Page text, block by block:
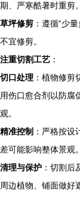
期、严寒酷暑时重剪。
草坪修剪 ：遵循“少
不宜修剪。
注重切割工艺 ：
切口处理 ：植物修
用伤口愈合剂以防腐
观。
精准控制 ：严格按
差可能影响整体景观
清理与保护 ：切割
周边植物、铺面做好